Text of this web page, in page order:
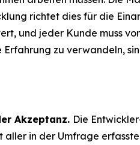
richtet dies für die
und jeder Kunde muss
zu verwandeln,
Akzeptanz. Die
aller in der Umfrage